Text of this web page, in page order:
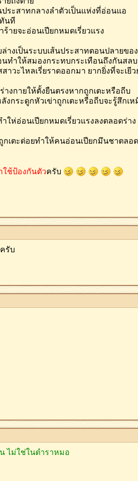
ประสาทกลางลำตัวเป็นแห่งที่อ่อนแอ
นที
ายจะอ่อนเปียกหมดเรี่ยวแรง
งเป็นระบบเส้นประสาทตอนปลายขอ
ทำให้สมองกระทบกระเทือนถึงกันสลบ
วะไหลเรี่ยราดออกมา ยากยิ่งที่จะเยีว
งกายให้ตั้งยืนตรงหากถูกเตะหรือถีบ
กระดูกหัวเข่าถูกเตะหรือถีบจะรู้สึกเห
ให่อ่อนเปียกหมดเรี่ยวแรงลงตลอดร่าง
กเตะต่อยทำให้คนอ่อนเปียกมึนชาตลอ
ใช้ป้องกันตัวครับ
รับ
ไม่ใช่ในตำราหมอ